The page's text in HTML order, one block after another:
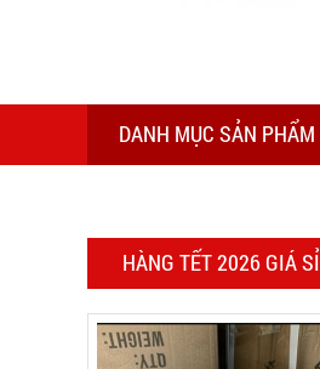
DANH MỤC SẢN PHẨM
HÀNG TẾT 2026 GIÁ SỈ